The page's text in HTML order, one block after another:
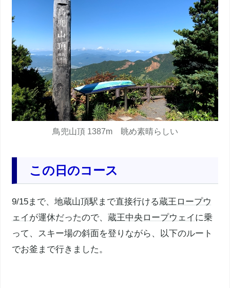
鳥兜山頂 1387m 眺め素晴らしい
この日のコース
9/15まで、地蔵山頂駅まで直接行ける蔵王ロープウ
ェイ が運休だったので、蔵王中央ロープウェイ に乗
って、スキー場の斜面を登りながら、以下のルート
でお釜まで行きました。